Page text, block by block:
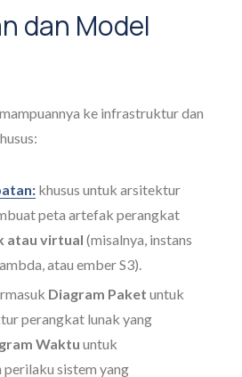
dan Model
ke infrastruktur dan
khusus untuk arsitektur
peta artefak perangkat
atau virtual (misalnya, instans
atau ember S3).
Diagram Paket untuk
perangkat lunak yang
Waktu untuk
sistem yang